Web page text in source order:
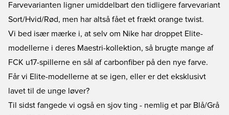
Farvevarianten ligner umiddelbart den tidligere farvevariant
Sort/Hvid/Rød, men har altså fået et frækt orange twist.
Vi bed især mærke i, at selv om Nike har droppet Elite-
modellerne i deres Maestri-kollektion, så brugte mange af
FCK u17-spillerne en sål af carbonfiber på den nye farve.
Får vi Elite-modellerne at se igen, eller er det eksklusivt
lavet til de unge løver?
Til sidst fangede vi også en sjov ting - nemlig et par Blå/Grå